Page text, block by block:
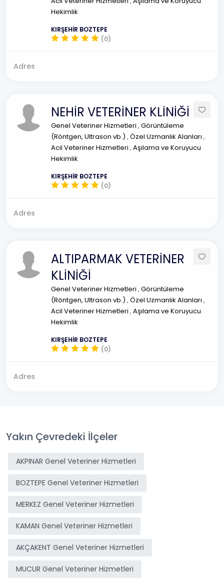
Hekimlik
KIRŞEHİR BOZTEPE
(0)
Adres
NEHİR VETERİNER KLİNİĞİ
Genel Veteriner Hizmetleri , Görüntüleme
(Röntgen, Ultrason vb.) , Özel Uzmanlık Alanları ,
Acil Veteriner Hizmetleri , Aşılama ve Koruyucu
Hekimlik
KIRŞEHİR BOZTEPE
(0)
Adres
ALTIPARMAK VETERİNER
KLİNİĞİ
Genel Veteriner Hizmetleri , Görüntüleme
(Röntgen, Ultrason vb.) , Özel Uzmanlık Alanları ,
Acil Veteriner Hizmetleri , Aşılama ve Koruyucu
Hekimlik
KIRŞEHİR BOZTEPE
(0)
Adres
Yakın Çevredeki İlçeler
AKPINAR Genel Veteriner Hizmetleri
BOZTEPE Genel Veteriner Hizmetleri
MERKEZ Genel Veteriner Hizmetleri
KAMAN Genel Veteriner Hizmetleri
AKÇAKENT Genel Veteriner Hizmetleri
MUCUR Genel Veteriner Hizmetleri